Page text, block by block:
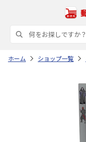
ホーム ショップ一覧